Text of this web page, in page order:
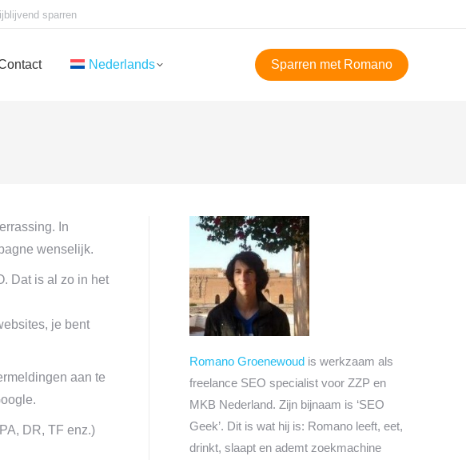
sparren
Nederlands Sparren met Romano
In
wenselijk.
Dat is al zo in het
je bent
aan te
DR, TF enz.)
Romano Groenewoud is werkzaam als
freelance SEO specialist voor ZZP en
MKB Nederland. Zijn bijnaam is ‘SEO
Geek’. Dit is wat hij is: Romano leeft, eet,
drinkt, slaapt en ademt zoekmachine